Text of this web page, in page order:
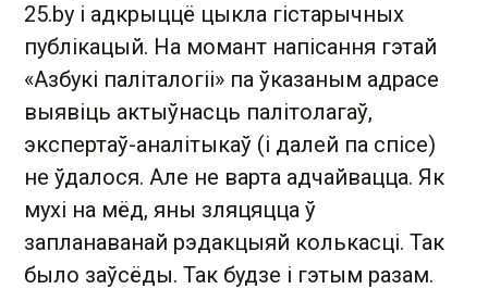
25.by і адкрыццё цыкла гістарычных
публікацый. На момант напісання гэтай
«Азбукі паліталогіі» па ўказаным адрасе
выявіць актыўнасць палітолагаў,
экспертаў-аналітыкаў (і далей па спісе)
не ўдалося. Але не варта адчайвацца. Як
мухі на мёд, яны зляцяцца ў
запланаванай рэдакцыяй колькасці. Так
было заўсёды. Так будзе і гэтым разам.